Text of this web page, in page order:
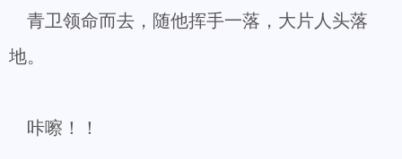
青卫领命而去，随他挥手一落，大片人头落
地。
咔嚓！！